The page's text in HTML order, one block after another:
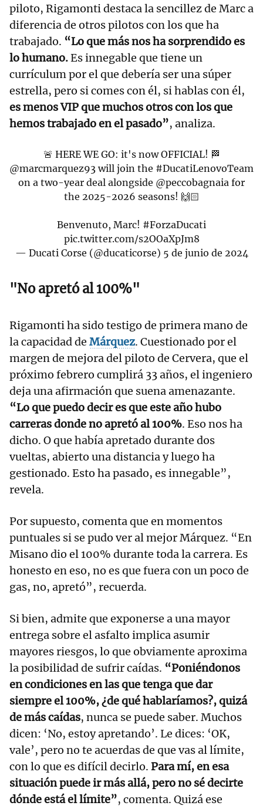
piloto, Rigamonti destaca la sencillez de Marc a
diferencia de otros pilotos con los que ha
trabajado. “Lo que más nos ha sorprendido es
lo humano.Es innegable que tiene un
currículum por el que debería ser una súper
estrella, pero si comes con él, si hablas con él,
es menos VIP que muchos otros con los que
hemos trabajado en el pasado”, analiza.
🚨 HERE WE GO: it's now OFFICIAL! 🏁
@marcmarquez93 will join the #DucatiLenovoTeam
on a two-year deal alongside @peccobagnaia for
the 2025-2026 seasons! 🙌🏻
Benvenuto, Marc! #ForzaDucati
pic.twitter.com/s2OOaXpJm8
— Ducati Corse (@ducaticorse) 5 de junio de 2024
"No apretó al 100%"
Rigamonti ha sido testigo de primera mano de
la capacidad de Márquez. Cuestionado por el
margen de mejora del piloto de Cervera, que el
próximo febrero cumplirá 33 años, el ingeniero
deja una afirmación que suena amenazante.
“Lo que puedo decir es que este año hubo
carreras donde no apretó al 100%. Eso nos ha
dicho. O que había apretado durante dos
vueltas, abierto una distancia y luego ha
gestionado. Esto ha pasado, es innegable”,
revela.
Por supuesto, comenta que en momentos
puntuales si se pudo ver al mejor Márquez. “En
Misano dio el 100% durante toda la carrera. Es
honesto en eso, no es que fuera con un poco de
gas, no, apretó”, recuerda.
Si bien, admite que exponerse a una mayor
entrega sobre el asfalto implica asumir
mayores riesgos, lo que obviamente aproxima
la posibilidad de sufrir caídas. “Poniéndonos
en condiciones en las que tenga que dar
siempre el 100%, ¿de qué hablaríamos?, quizá
de más caídas, nunca se puede saber. Muchos
dicen: ‘No, estoy apretando’. Le dices: ‘OK,
vale’, pero no te acuerdas de que vas al límite,
con lo que es difícil decirlo. Para mí, en esa
situación puede ir más allá, pero no sé decirte
dónde está el límite”, comenta. Quizá ese